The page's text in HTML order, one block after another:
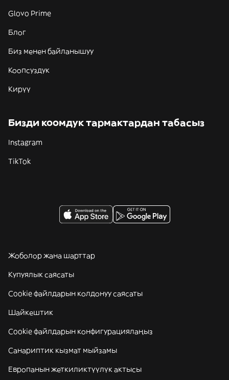
Glovo Prime
Блог
Биз менен байланышуу
Коопсуздук
Кирүү
Бизди коомдук тармактардан табасыз
Instagram
TikTok
Жоболор жана шарттар
Купуялык саясаты
Cookie файлдарын колдонуу саясаты
Шайкештик
Cookie файлдарын конфигурациялаңыз
Санариптик кызмат мыйзамы
Европанын жеткиликтүүлүк актысы